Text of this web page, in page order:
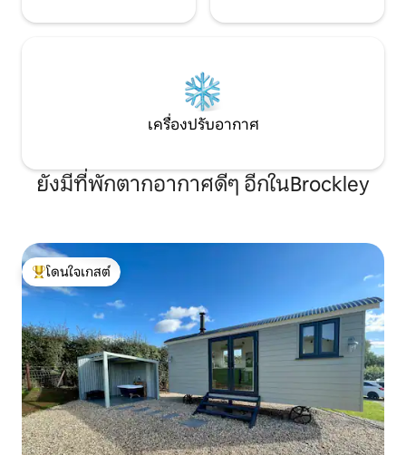
เครื่องปรับอากาศ
ยังมีที่พักตากอากาศดีๆ อีกในBrockley
โดนใจเกสต์ที่สุด
โดนใจเกสต์